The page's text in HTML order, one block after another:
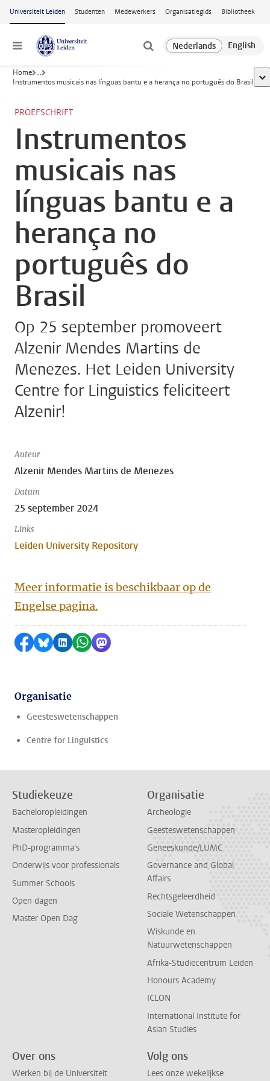
Ga naar hoofdinhoud
Universiteit Leiden Studenten Medewerkers Organisatiegids Bibliotheek
Menu
Home ...
Instrumentos musicais nas línguas bantu e a herança no português do Brasil
PROEFSCHRIFT
Instrumentos
musicais nas
línguas bantu e a
herança no
português do
Brasil
Op 25 september promoveert
Alzenir Mendes Martins de
Menezes. Het Leiden University
Centre for Linguistics feliciteert
Alzenir!
Auteur
Alzenir Mendes Martins de Menezes
Datum
25 september 2024
Links
Leiden University Repository
Meer informatie is beschikbaar op de
Engelse pagina.
Delen op Facebook
Delen via Bluesky
Delen op LinkedIn
Delen via WhatsApp
Delen via Mastodon
Organisatie
Geesteswetenschappen
Centre for Linguistics
Studiekeuze
Bacheloropleidingen
Masteropleidingen
PhD-programma's
Onderwijs voor professionals
Summer Schools
Open dagen
Master Open Dag
Organisatie
Archeologie
Geesteswetenschappen
Geneeskunde/LUMC
Governance and Global
Affairs
Rechtsgeleerdheid
Sociale Wetenschappen
Wiskunde en
Natuurwetenschappen
Afrika-Studiecentrum Leiden
Honours Academy
ICLON
International Institute for
Asian Studies
Over ons
Werken bij de Universiteit
Volg ons
Lees onze wekelijkse